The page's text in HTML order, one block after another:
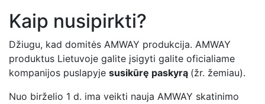
Kaip nusipirkti?
Džiugu, kad domitės AMWAY produkcija. AMWAY
produktus Lietuvoje galite įsigyti galite oficialiame
kompanijos puslapyje susikūrę paskyrą (žr. žemiau).
Nuo birželio 1 d. ima veikti nauja AMWAY skatinimo